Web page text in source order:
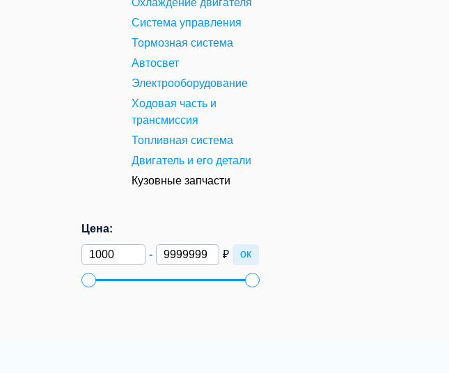
Охлаждение двигателя
Система управления
Тормозная система
Автосвет
Электрооборудование
Ходовая часть и
трансмиссия
Топливная система
Двигатель и его детали
Кузовные запчасти
Цена:
- ₽ ок